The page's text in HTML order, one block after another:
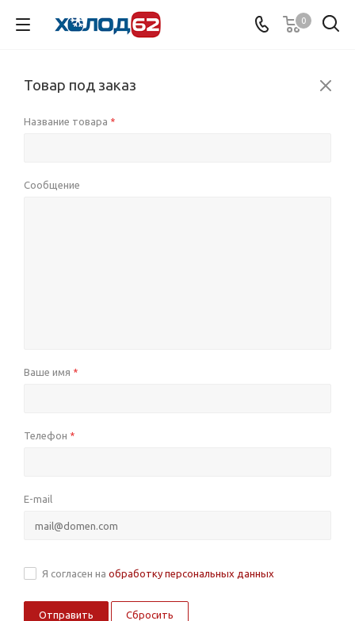
0
Товар под заказ
Название товара *
Сообщение
Ваше имя *
Телефон *
E-mail
Я согласен на обработку персональных данных
Сбросить